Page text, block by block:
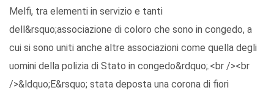
Melfi, tra elementi in servizio e tanti
dell&rsquo;associazione di coloro che sono in congedo, a
cui si sono uniti anche altre associazioni come quella degli
uomini della polizia di Stato in congedo&rdquo;.<br /><br
/>&ldquo;E&rsquo; stata deposta una corona di fiori